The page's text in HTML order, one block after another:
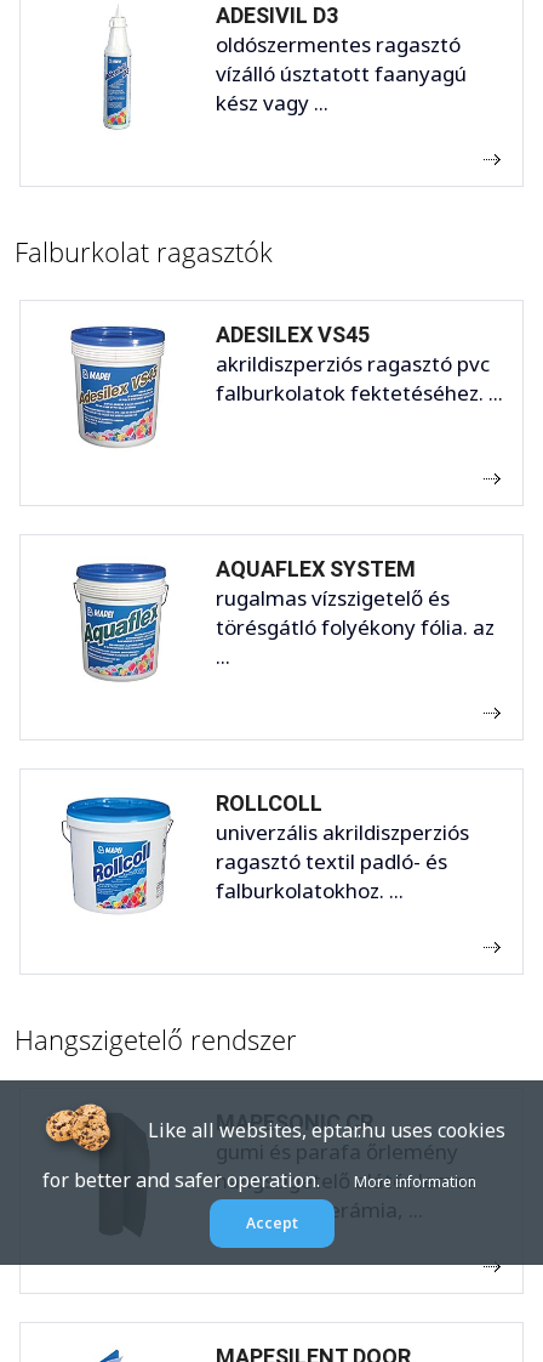
ADESIVIL D3
oldószermentes ragasztó
vízálló úsztatott faanyagú
kész vagy ...
Falburkolat ragasztók
ADESILEX VS45
akrildiszperziós ragasztó pvc
falburkolatok fektetéséhez. ...
AQUAFLEX SYSTEM
rugalmas vízszigetelő és
törésgátló folyékony fólia. az
...
ROLLCOLL
univerzális akrildiszperziós
ragasztó textil padló- és
falburkolatokhoz. ...
Hangszigetelő rendszer
MAPESONIC CR
gumi és parafa őrlemény
hangszigetelő alátét lemez
aljzatokra kerámia, ...
MAPESILENT DOOR
Like all websites, eptar.hu uses cookies
for better and safer operation. More information
Accept